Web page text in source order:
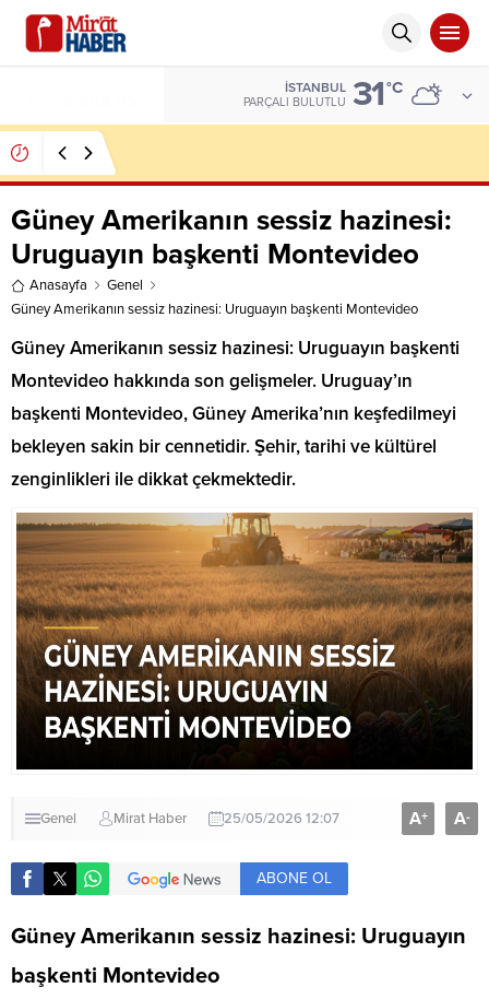
İSTANBUL
PARÇALI BULUTLU 31°C
Güney Amerikanın sessiz hazinesi:
Uruguayın başkenti Montevideo
Anasayfa
Genel
Güney Amerikanın sessiz hazinesi: Uruguayın başkenti Montevideo
Güney Amerikanın sessiz hazinesi: Uruguayın başkenti
Montevideo hakkında son gelişmeler. Uruguay’ın
başkenti Montevideo, Güney Amerika’nın keşfedilmeyi
bekleyen sakin bir cennetidir. Şehir, tarihi ve kültürel
zenginlikleri ile dikkat çekmektedir.
Genel Mirat Haber 25/05/2026 12:07 A+ A-
ABONE OL
Güney Amerikanın sessiz hazinesi: Uruguayın
başkenti Montevideo